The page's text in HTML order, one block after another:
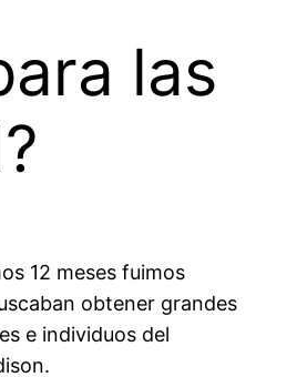
las
12 meses fuimos
obtener grandes
e individuos del